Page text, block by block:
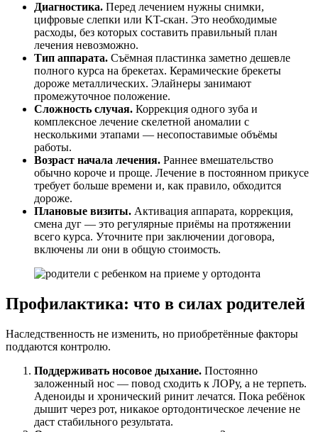
Диагностика. Перед лечением нужны снимки,
цифровые слепки или KT-скан. Это необходимые
расходы, без которых составить правильный план
лечения невозможно.
Тип аппарата. Съёмная пластинка заметно дешевле
полного курса на брекетах. Керамические брекеты
дороже металлических. Элайнеры занимают
промежуточное положение.
Сложность случая. Коррекция одного зуба и
комплексное лечение скелетной аномалии с
несколькими этапами — несопоставимые объёмы
работы.
Возраст начала лечения. Раннее вмешательство
обычно короче и проще. Лечение в постоянном прикусе
требует больше времени и, как правило, обходится
дороже.
Плановые визиты. Активация аппарата, коррекция,
смена дуг — это регулярные приёмы на протяжении
всего курса. Уточните при заключении договора,
включены ли они в общую стоимость.
Профилактика: что в силах родителей
Наследственность не изменить, но приобретённые факторы
поддаются контролю.
Поддерживать носовое дыхание. Постоянно
заложенный нос — повод сходить к ЛОРу, а не терпеть.
Аденоиды и хронический ринит лечатся. Пока ребёнок
дышит через рот, никакое ортодонтическое лечение не
даст стабильного результата.